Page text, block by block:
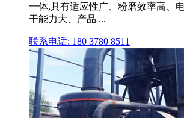
一体,具有适应性广、粉磨效率高、
干能力大、产品 ...
联系电话: 180 3780 8511